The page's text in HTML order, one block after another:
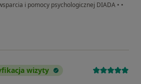
i pomocy psychologicznej DIADA • •
wizyty